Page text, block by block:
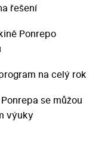
řešení
Ponrepo
na celý rok
se můžou
výuky